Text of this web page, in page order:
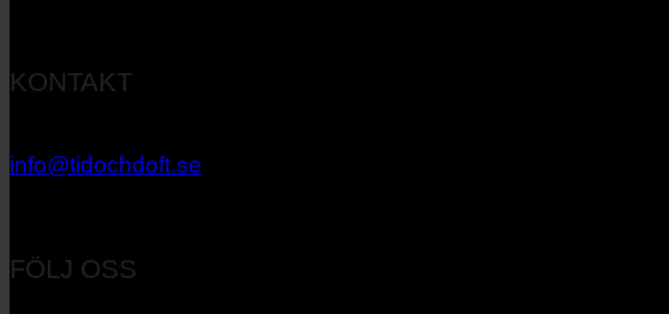
KONTAKT
info@tidochdoft.se
FÖLJ OSS